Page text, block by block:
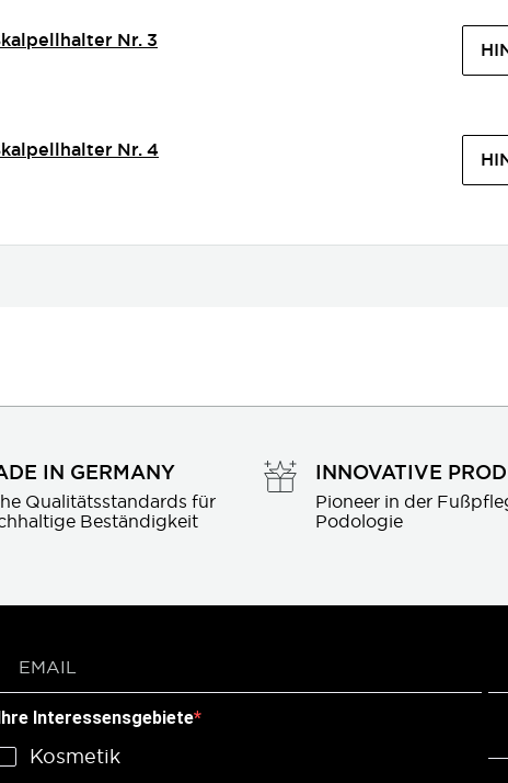
Nr. 3
Nr. 4
IN GERMANY
Qualitätsstandards für
Beständigkeit
INNOVATIVE
Pioneer in der
Podologie
Interessensgebiete
Kosmetik